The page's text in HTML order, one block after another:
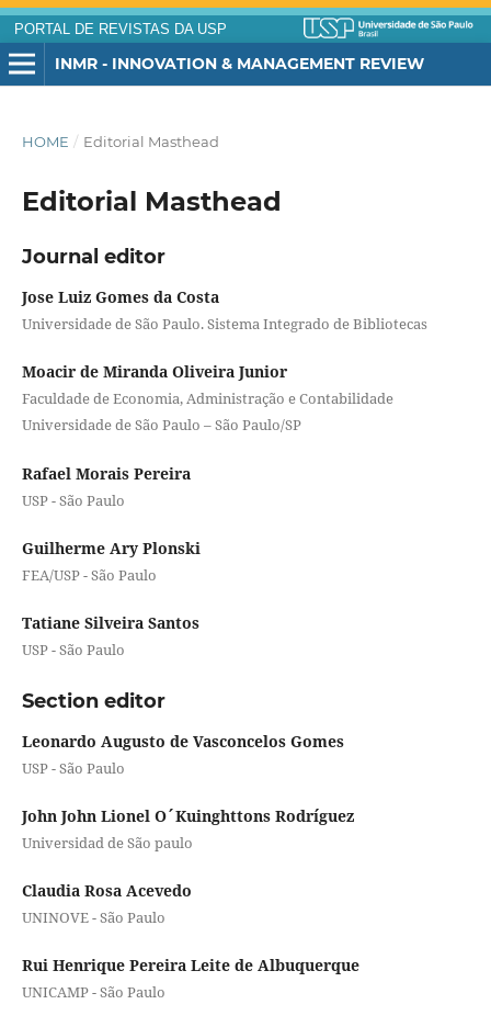
PORTAL DE REVISTAS DA USP
INMR - INNOVATION & MANAGEMENT REVIEW
HOME / Editorial Masthead
Editorial Masthead
Journal editor
Jose Luiz Gomes da Costa
Universidade de São Paulo. Sistema Integrado de Bibliotecas
Moacir de Miranda Oliveira Junior
Faculdade de Economia, Administração e Contabilidade
Universidade de São Paulo – São Paulo/SP
Rafael Morais Pereira
USP - São Paulo
Guilherme Ary Plonski
FEA/USP - São Paulo
Tatiane Silveira Santos
USP - São Paulo
Section editor
Leonardo Augusto de Vasconcelos Gomes
USP - São Paulo
John John Lionel O´Kuinghttons Rodríguez
Universidad de São paulo
Claudia Rosa Acevedo
UNINOVE - São Paulo
Rui Henrique Pereira Leite de Albuquerque
UNICAMP - São Paulo